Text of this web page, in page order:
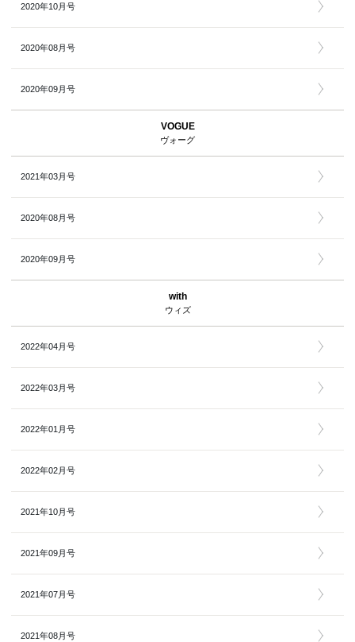
2020年10月号
2020年08月号
2020年09月号
VOGUE
ヴォーグ
2021年03月号
2020年08月号
2020年09月号
with
ウィズ
2022年04月号
2022年03月号
2022年01月号
2022年02月号
2021年10月号
2021年09月号
2021年07月号
2021年08月号